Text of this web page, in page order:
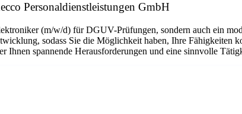
Personaldienstleistungen GmbH
(m/w/d) für DGUV-Prüfungen, sondern auch ein
sodass Sie die Möglichkeit haben, Ihre Fähigkeiten
spannende Herausforderungen und eine sinnvolle